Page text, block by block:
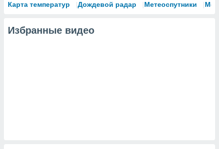
Карта температур Дождевой радар Метеоспутники
Избранные видео